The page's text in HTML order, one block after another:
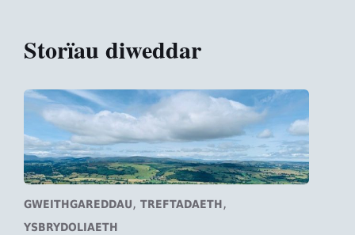
Storïau diweddar
GWEITHGAREDDAU, TREFTADAETH,
YSBRYDOLIAETH